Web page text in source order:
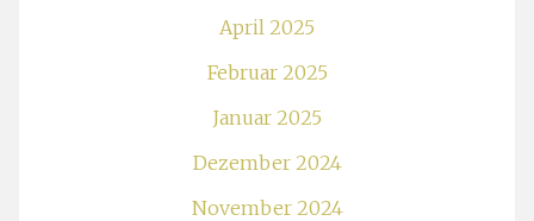
April 2025
Februar 2025
Januar 2025
Dezember 2024
November 2024